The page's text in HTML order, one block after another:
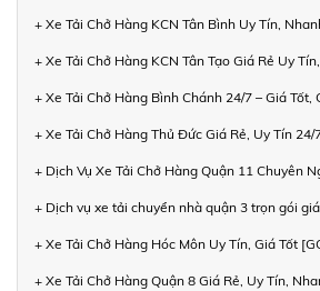
+ Xe Tải Chở Hàng KCN Tân Bình Uy Tín,
+ Xe Tải Chở Hàng KCN Tân Tạo Giá Rẻ Uy
+ Xe Tải Chở Hàng Bình Chánh 24/7 – Giá Tốt,
+ Xe Tải Chở Hàng Thủ Đức Giá Rẻ, Uy Tín 24/
+ Dịch Vụ Xe Tải Chở Hàng Quận 11 Chuyên
+ Dịch vụ xe tải chuyển nhà quận 3 trọn gói
+ Xe Tải Chở Hàng Hóc Môn Uy Tín, Giá Tốt
+ Xe Tải Chở Hàng Quận 8 Giá Rẻ, Uy Tín,